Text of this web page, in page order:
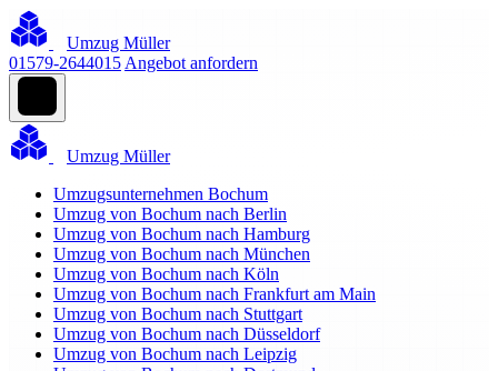
Umzug Müller
01579-2644015 Angebot anfordern
Umzug Müller
Umzugsunternehmen Bochum
Umzug von Bochum nach Berlin
Umzug von Bochum nach Hamburg
Umzug von Bochum nach München
Umzug von Bochum nach Köln
Umzug von Bochum nach Frankfurt am Main
Umzug von Bochum nach Stuttgart
Umzug von Bochum nach Düsseldorf
Umzug von Bochum nach Leipzig